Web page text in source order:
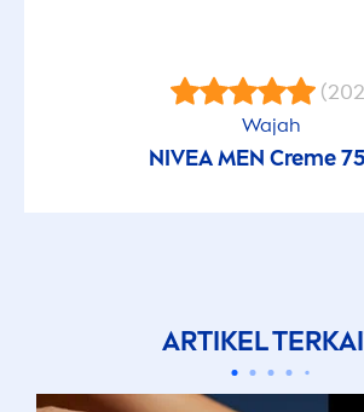
Wajah
NIVEAMEN Creme
ARTIKEL